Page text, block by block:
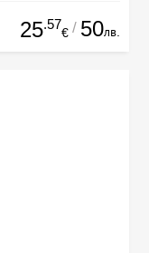
25.57
€ / 50лв.